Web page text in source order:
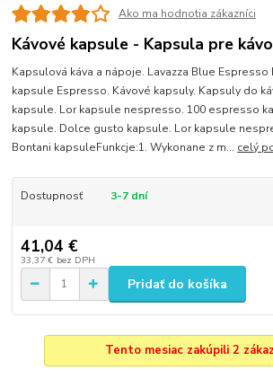
Ako ma hodnotia zákazníci
Kávové kapsule - Kapsula pre
Kapsulová káva a nápoje. Lavazza Blue Espresso
kapsule Espresso. Kávové kapsuly. Kapsuly do
kapsule. Lor kapsule nespresso. 100 espresso
kapsule. Dolce gusto kapsule. Lor kapsule
Bontani kapsuleFunkcje:1. Wykonane z m... celý
Dostupnosť 3-7 dní
41,04 €
33,37 € bez DPH
Pridať do košíka
Tento mesiac zakúpili 2